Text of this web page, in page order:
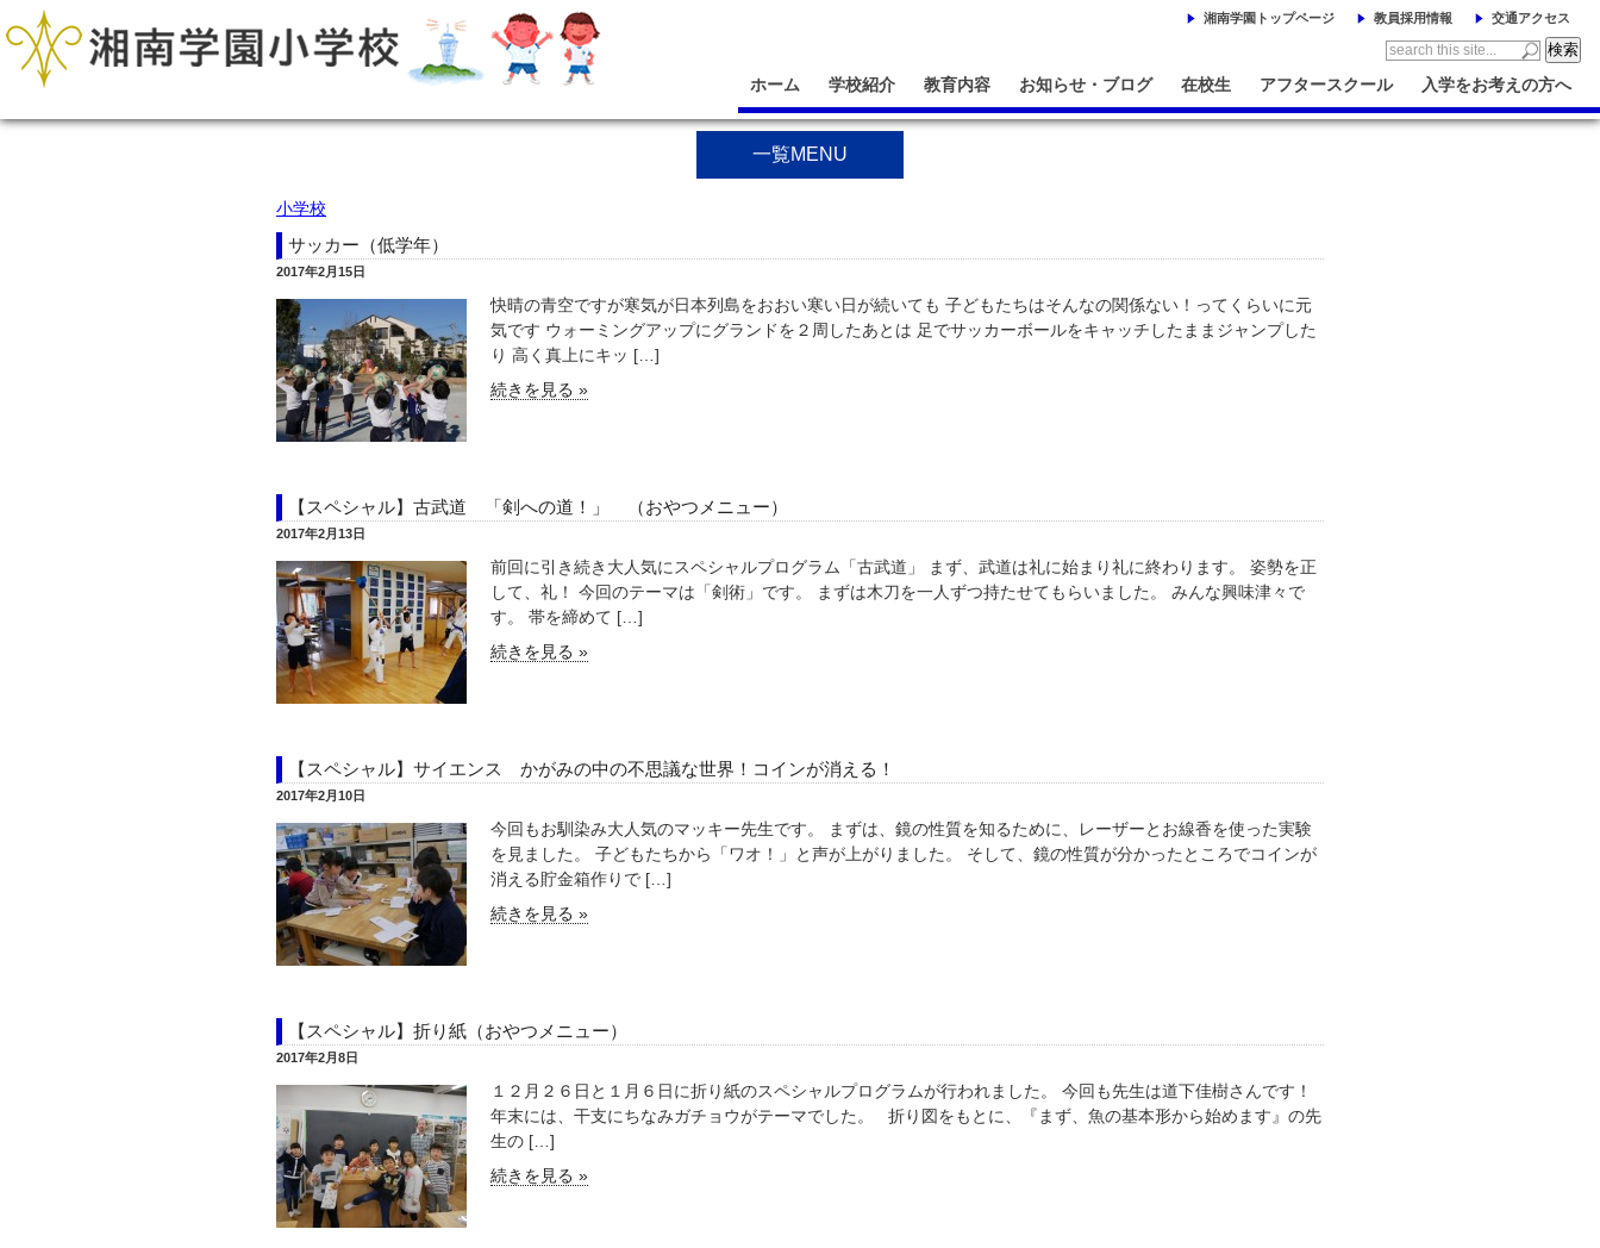
湘南学園トップページ 教員採用情報 交通アクセス
ホーム 学校紹介 教育内容 お知らせ・ブログ 在校生 アフタースクール 入学をお考えの方へ
一覧MENU
小学校
サッカー（低学年）
2017年2月15日
快晴の青空ですが寒気が日本列島をおおい寒い日が続いても 子どもたちはそんなの関係ない！ってくらいに元
気です ウォーミングアップにグランドを２周したあとは 足でサッカーボールをキャッチしたままジャンプした
り 高く真上にキッ […]
続きを見る »
【スペシャル】古武道 「剣への道！」 （おやつメニュー）
2017年2月13日
前回に引き続き大人気にスペシャルプログラム「古武道」 まず、武道は礼に始まり礼に終わります。 姿勢を正
して、礼！ 今回のテーマは「剣術」です。 まずは木刀を一人ずつ持たせてもらいました。 みんな興味津々で
す。 帯を締めて […]
続きを見る »
【スペシャル】サイエンス かがみの中の不思議な世界！コインが消える！
2017年2月10日
今回もお馴染み大人気のマッキー先生です。 まずは、鏡の性質を知るために、レーザーとお線香を使った実験
を見ました。 子どもたちから「ワオ！」と声が上がりました。 そして、鏡の性質が分かったところでコインが
消える貯金箱作りで […]
続きを見る »
【スペシャル】折り紙（おやつメニュー）
2017年2月8日
１２月２６日と１月６日に折り紙のスペシャルプログラムが行われました。 今回も先生は道下佳樹さんです！
年末には、干支にちなみガチョウがテーマでした。 折り図をもとに、『まず、魚の基本形から始めます』の先
生の […]
続きを見る »